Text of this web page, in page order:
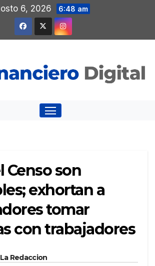
6, 2026 6:48 am
Censo son
exhortan a
tomar
con trabajadores
La Redaccion